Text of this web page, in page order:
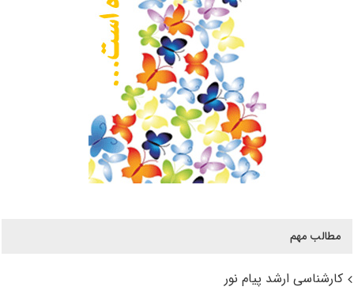
مطالب مهم
کارشناسی ارشد پیام نور